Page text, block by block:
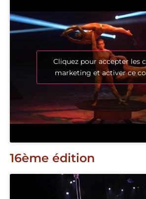
Cliquez pour accepter les
marketing et activer ce
16ème édition